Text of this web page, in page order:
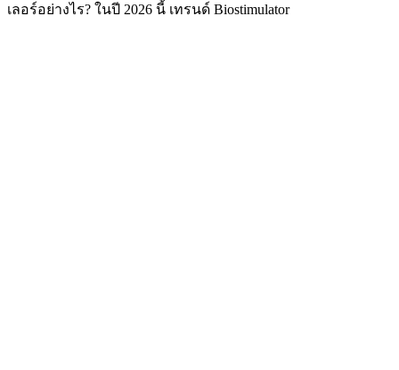
เลอร์อย่างไร? ในปี 2026 นี้ เทรนด์ Biostimulator